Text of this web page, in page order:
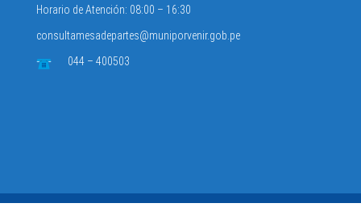
Horario de Atención: 08:00 – 16:30
consultamesadepartes@muniporvenir.gob.pe
044 – 400503